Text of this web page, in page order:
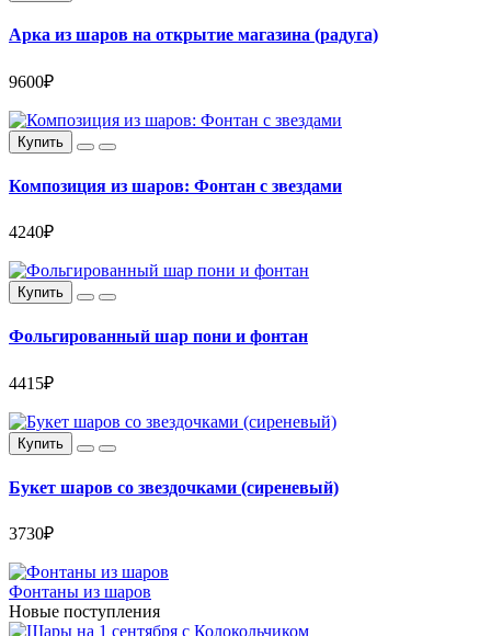
Арка из шаров на открытие магазина (радуга)
9600₽
Купить
Композиция из шаров: Фонтан с звездами
4240₽
Купить
Фольгированный шар пони и фонтан
4415₽
Купить
Букет шаров со звездочками (сиреневый)
3730₽
Фонтаны из шаров
Новые поступления